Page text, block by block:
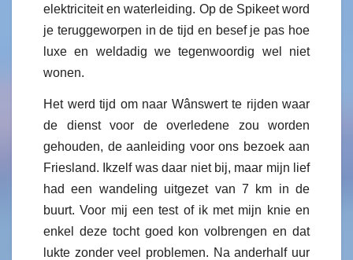
elektriciteit en waterleiding. Op de Spikeet word
je teruggeworpen in de tijd en besef je pas hoe
luxe en weldadig we tegenwoordig wel niet
wonen.
Het werd tijd om naar Wânswert te rijden waar
de dienst voor de overledene zou worden
gehouden, de aanleiding voor ons bezoek aan
Friesland. Ikzelf was daar niet bij, maar mijn lief
had een wandeling uitgezet van 7 km in de
buurt. Voor mij een test of ik met mijn knie en
enkel deze tocht goed kon volbrengen en dat
lukte zonder veel problemen. Na anderhalf uur